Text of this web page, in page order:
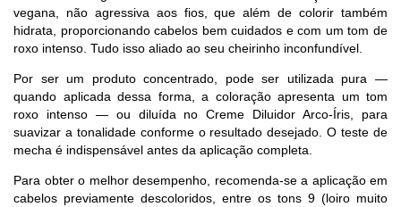
vegana, não agressiva aos fios, que além de colorir também
hidrata, proporcionando cabelos bem cuidados e com um tom de
roxo intenso. Tudo isso aliado ao seu cheirinho inconfundível.
Por ser um produto concentrado, pode ser utilizada pura —
quando aplicada dessa forma, a coloração apresenta um tom
roxo intenso — ou diluída no Creme Diluidor Arco-Íris, para
suavizar a tonalidade conforme o resultado desejado. O teste de
mecha é indispensável antes da aplicação completa.
Para obter o melhor desempenho, recomenda-se a aplicação em
cabelos previamente descoloridos, entre os tons 9 (loiro muito